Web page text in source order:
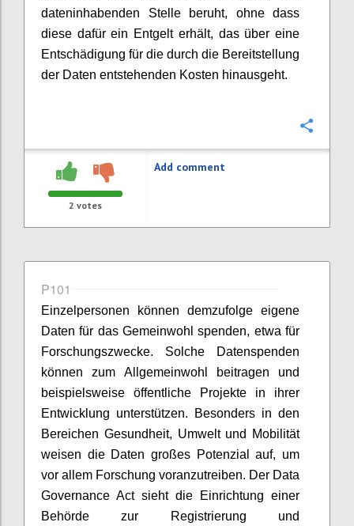
dateninhabenden Stelle beruht, ohne dass
diese dafür ein Entgelt erhält, das über eine
Entschädigung für die durch die Bereitstellung
der Daten entstehenden Kosten hinausgeht.
2 votes
Add comment
P101
Einzelpersonen können demzufolge eigene
Daten für das Gemeinwohl spenden, etwa für
Forschungszwecke. Solche Datenspenden
können zum Allgemeinwohl beitragen und
beispielsweise öffentliche Projekte in ihrer
Entwicklung unterstützen. Besonders in den
Bereichen Gesundheit, Umwelt und Mobilität
weisen die Daten großes Potenzial auf, um
vor allem Forschung voranzutreiben. Der Data
Governance Act sieht die Einrichtung einer
Behörde zur Registrierung und